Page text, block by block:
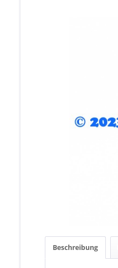
Beschreibung